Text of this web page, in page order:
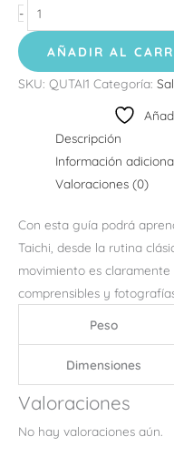
-
AÑADIR AL
SKU: QUTAI1 Categoría:
Descripción
Información
Valoraciones (0)
Con esta guía podrá
Taichi, desde la rutina
movimiento es
comprensibles y
Peso
Dimensiones
Valoraciones
No hay valoraciones aún.